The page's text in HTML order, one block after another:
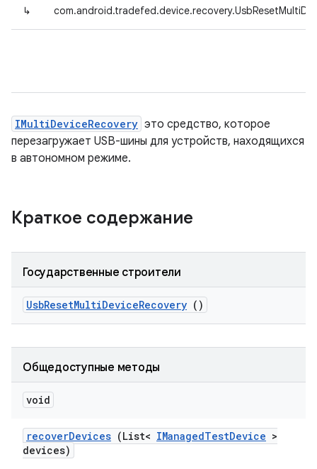
↳
IMultiDeviceRecovery это средство, которое
перезагружает USB-шины для устройств, находящихся
в автономном режиме.
Краткое содержание
Государственные строители
UsbResetMultiDeviceRecovery ()
Общедоступные методы
void
recoverDevices (List< IManagedTestDevice >
devices)